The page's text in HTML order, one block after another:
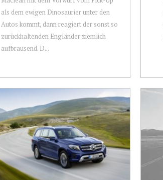
als dem ewigen Dinosaurier unter den
Autos kommt, dann reagiert der sonst so
zurückhaltenden Engländer ziemlich
aufbrausend. D...